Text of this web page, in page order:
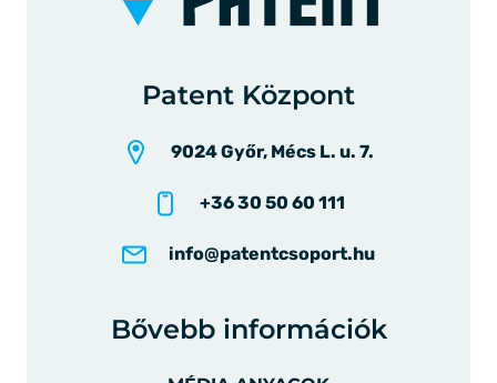
Patent Központ
9024 Győr, Mécs L. u. 7.
+36 30 50 60 111
info@patentcsoport.hu
Bővebb információk